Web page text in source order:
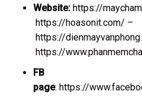
Website: https://
https://hoasonit.com/ –
https://
https://
FB
page: https://